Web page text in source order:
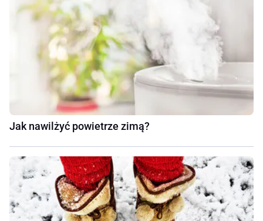
Jak nawilżyć powietrze zimą?